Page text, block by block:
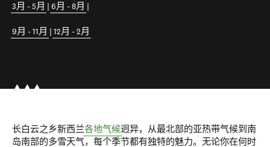
3月 - 5月 | 6月 - 8月 |
9月 - 11月 | 12月 - 2月
长白云之乡新西兰各地气候迥异，从最北部的亚热带气候到南
岛南部的多雪天气，每个季节都有独特的魅力。无论你在何时